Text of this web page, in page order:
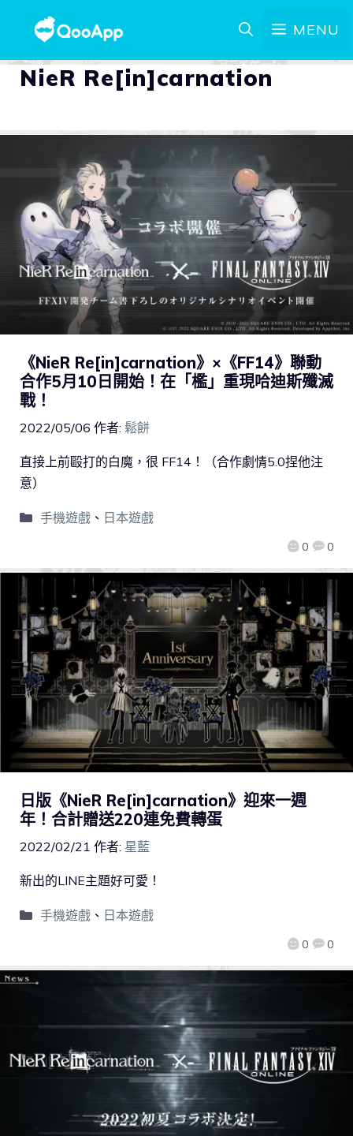
MENU
NieR Re[in]carnation
《NieR Re[in]carnation》×《FF14》聯動
合作5月10日開始！在「檻」重現哈迪斯殲滅
戰！
2022/05/06 作者: 鬆餅
0 0
直接上前毆打的白魔，很 FF14！（合作劇情5.0捏他注
意）
手機遊戲、 日本遊戲
日版《NieR Re[in]carnation》迎來一週
年！合計贈送220連免費轉蛋
2022/02/21 作者: 星藍
0 0
新出的LINE主題好可愛！
手機遊戲、 日本遊戲